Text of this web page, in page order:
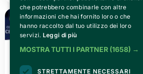
che potrebbero combinarle con altre
informazioni che hai fornito loro o che
hanno raccolto dal tuo utilizzo dei loro
servizi. Leggi di più
MOSTRA TUTTI I PARTNER (1658) →
STRETTAMENTE NECESSARI